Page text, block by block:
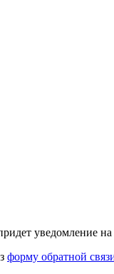
уведомление
форму обратной